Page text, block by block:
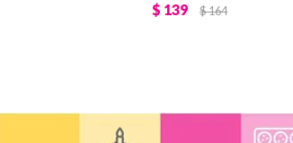
$ 139 $164